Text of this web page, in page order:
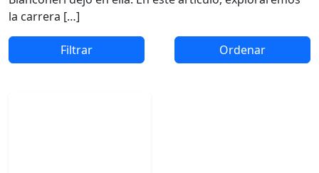
la carrera […]
Filtrar Ordenar